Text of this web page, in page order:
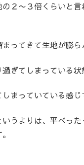
２〜３倍くらいと
ってきて生地が膨ら
ぎてしまっている状
まっていている感じ
うよりは、平べっ